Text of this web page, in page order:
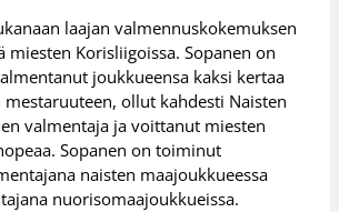
laajan valmennuskokemuksen
miesten Korisliigoissa. Sopanen on
joukkueensa kaksi kertaa
mestaruuteen, ollut kahdesti Naisten
valmentaja ja voittanut miesten
Sopanen on toiminut
naisten maajoukkueessa
nuorisomaajoukkueissa.